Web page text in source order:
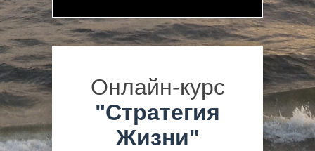
Онлайн-курс
"Стратегия
Жизни"